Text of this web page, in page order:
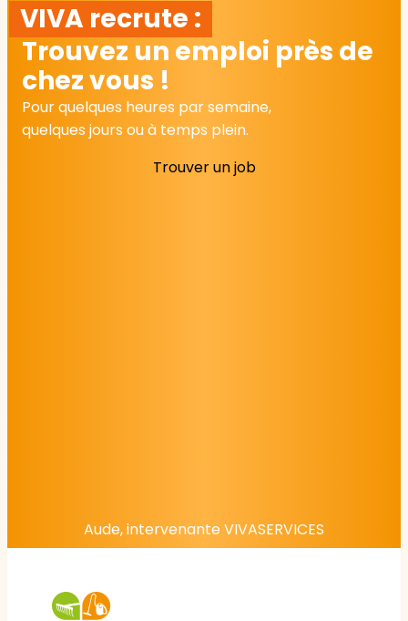
VIVA recrute :
Trouvez un emploi près de
chez vous !
Pour quelques heures par semaine,
quelques jours ou à temps plein.
Trouver un job
Aude, intervenante VIVASERVICES